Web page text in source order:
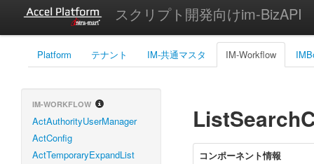
スクリプト開発向けim-BizAPI
Platform テナント IM-共通マスタ IM-Workflow
IM-WORKFLOW
ActAuthorityUserManager
ActConfig
ActTemporaryExpandList
コンポーネント情報